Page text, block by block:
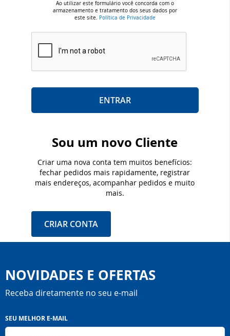
Ao utilizar este formulário você concorda com o
armazenamento e tratamento dos seus dados por
este site. Política de Privacidade
ENTRAR
Sou um novo Cliente
Criar uma nova conta tem muitos benefícios:
fechar pedidos mais rapidamente, registrar
mais endereços, acompanhar pedidos e muito
mais.
CRIAR CONTA
NOVIDADES E OFERTAS
Receba diretamente no seu e-mail
Inscreva-
se
SEU MELHOR E-MAIL